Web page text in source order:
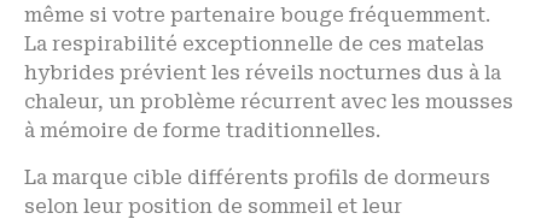
même si votre partenaire bouge fréquemment.
La respirabilité exceptionnelle de ces matelas
hybrides prévient les réveils nocturnes dus à la
chaleur, un problème récurrent avec les mousses
à mémoire de forme traditionnelles.
La marque cible différents profils de dormeurs
selon leur position de sommeil et leur